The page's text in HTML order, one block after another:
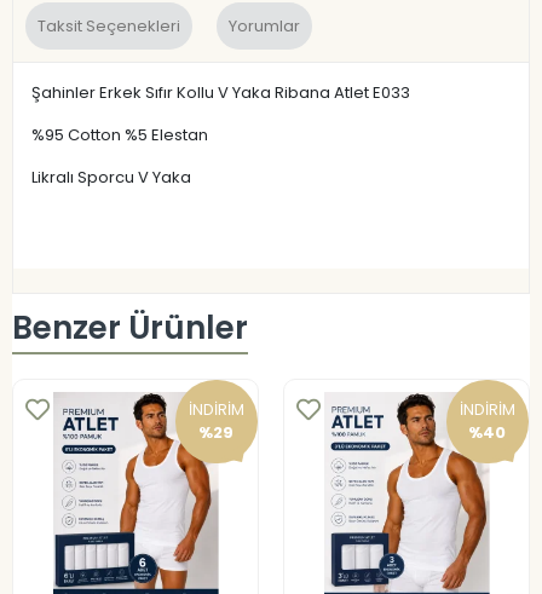
Taksit Seçenekleri Yorumlar
Şahinler Erkek Sıfır Kollu V Yaka Ribana Atlet E033
%95 Cotton %5 Elestan
Likralı Sporcu V Yaka
Benzer Ürünler
İNDİRİM
%29
İNDİRİM
%40